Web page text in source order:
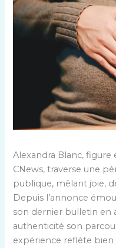
Alexandra Blanc,
CNews, traverse une
publique, mêlant joie,
Depuis l’annonce
son dernier bulletin en
authenticité son
expérience reflète